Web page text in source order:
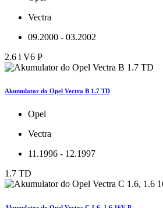
Vectra
09.2000 - 03.2002
2.6 i V6 P
Akumulator do Opel Vectra B 1.7 TD
Opel
Vectra
11.1996 - 12.1997
1.7 TD